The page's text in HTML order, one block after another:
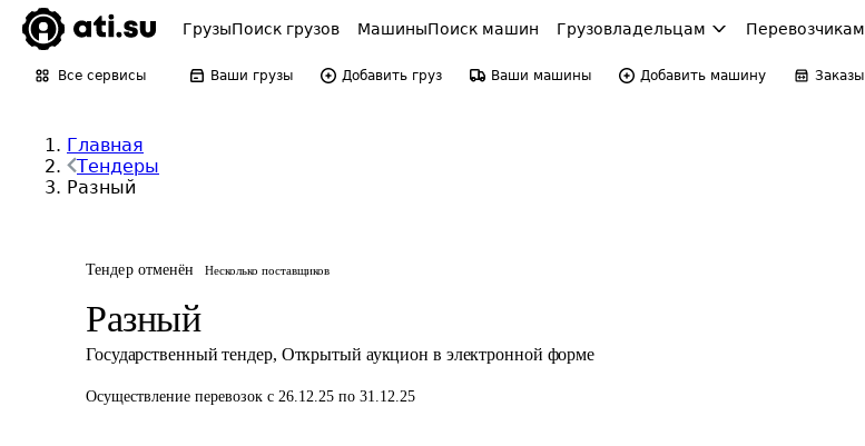
ГрузыПоиск грузов МашиныПоиск машин Грузовладельцам Перевозчикам
Все сервисы Ваши грузы Добавить груз Ваши машины Добавить машину Заказы
Главная
Тендеры
Разный
Тендер отменён Несколько поставщиков
Разный
Государственный тендер, Открытый аукцион в электронной форме
Осуществление перевозок с 26.12.25 по 31.12.25